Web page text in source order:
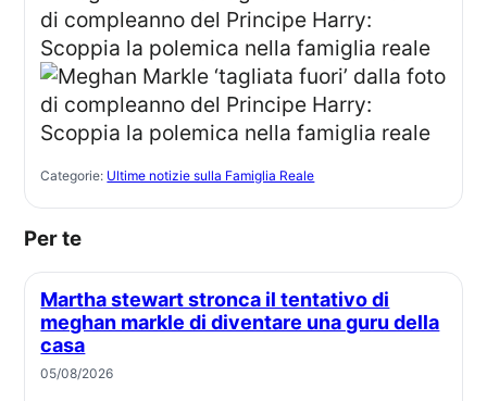
Categorie: Ultime notizie sulla Famiglia Reale
Per te
Martha stewart stronca il tentativo di
meghan markle di diventare una guru della
casa
05/08/2026